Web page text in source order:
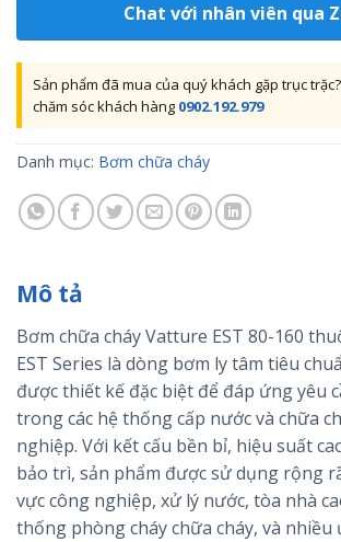
Chat với nhân viên qua
Sản phẩm đã mua của quý khách gặp trục
chăm sóc khách hàng 0902.192.979
Danh mục: Bơm chữa cháy
Mô tả
Bơm chữa cháy Vatture EST 80-160
EST Series là dòng bơm ly tâm tiêu
được thiết kế đặc biệt để đáp ứng yêu
trong các hệ thống cấp nước và chữa
nghiệp. Với kết cấu bền bỉ, hiệu suất
bảo trì, sản phẩm được sử dụng rộng
vực công nghiệp, xử lý nước, tòa nhà
thống phòng cháy chữa cháy, và nhiều